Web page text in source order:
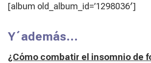
[album old_album_id=’1298036′]
Y´además…
¿Cómo combatir el insomnio de